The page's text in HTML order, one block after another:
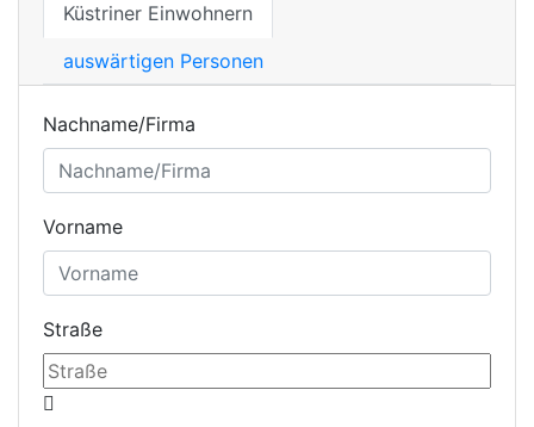
Küstriner Einwohnern
auswärtigen Personen
Nachname/Firma
Vorname
Straße